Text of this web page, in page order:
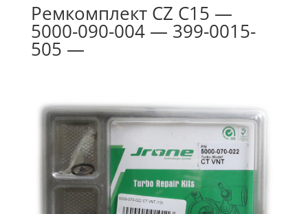
Ремкомплект CZ C15 —
5000-090-004 — 399-0015-
505 —